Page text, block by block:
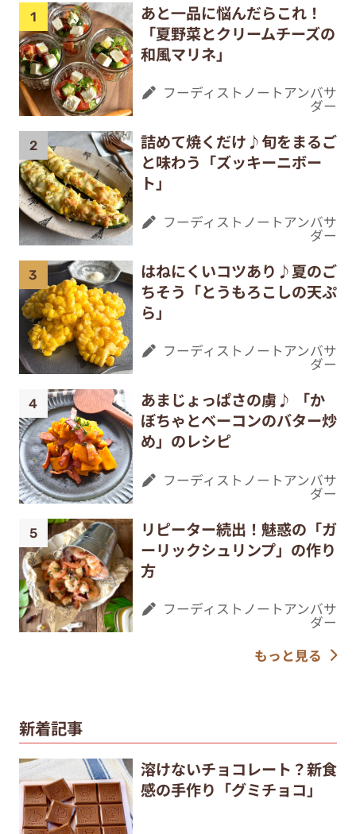
あと一品に悩んだらこれ！
「夏野菜とクリームチーズの
和風マリネ」
フーディストノートアンバサ
ダー
詰めて焼くだけ♪旬をまるご
と味わう「ズッキーニボー
ト」
フーディストノートアンバサ
ダー
はねにくいコツあり♪夏のご
ちそう「とうもろこしの天ぷ
ら」
フーディストノートアンバサ
ダー
あまじょっぱさの虜♪ 「か
ぼちゃとベーコンのバター炒
め」のレシピ
フーディストノートアンバサ
ダー
リピーター続出！魅惑の「ガ
ーリックシュリンプ」の作り
方
フーディストノートアンバサ
ダー
もっと見る
新着記事
溶けないチョコレート？新食
感の手作り「グミチョコ」